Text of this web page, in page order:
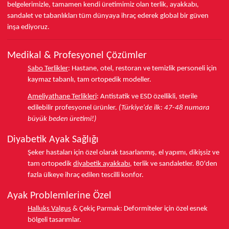
belgelerimizle, tamamen kendi üretimimiz olan terlik, ayakkabı,
sandalet ve tabanlıkları tüm dünyaya ihraç ederek global bir güven
inşa ediyoruz.
Medikal & Profesyonel Çözümler
Sabo Terlikler: Hastane, otel, restoran ve temizlik personeli için
kaymaz tabanlı, tam ortopedik modeller.
Ameliyathane Terlikleri: Antistatik ve ESD özellikli, sterile
edilebilir profesyonel ürünler. (Türkiye'de ilk: 47-48 numara
büyük beden üretimi!)
Diyabetik Ayak Sağlığı
Şeker hastaları için özel olarak tasarlanmış, el yapımı, dikişsiz ve
tam ortopedik diyabetik ayakkabı, terlik ve sandaletler. 80'den
fazla ülkeye ihraç edilen tescilli konfor.
Ayak Problemlerine Özel
Halluks Valgus & Çekiç Parmak: Deformiteler için özel esnek
bölgeli tasarımlar.